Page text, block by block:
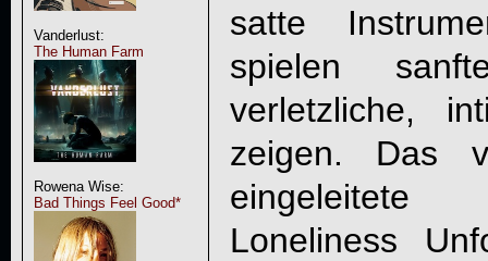
Vanderlust:
The Human Farm
Rowena Wise:
Bad Things Feel Good*
satte
spielen
verletzliche,
zeigen. Das
eingeleitete
Loneliness